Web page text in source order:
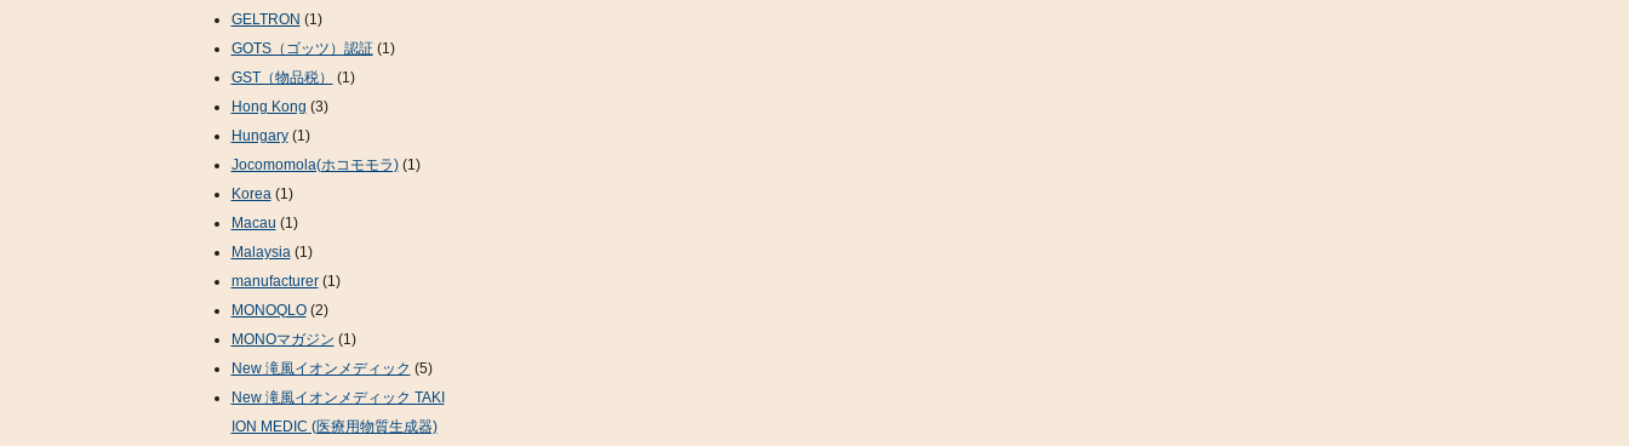
GELTRON (1)
GOTS（ゴッツ）認証(1)
GST（物品税）
(1)
Hong Kong (3)
Hungary(1)
Jocomomola(ホコモモラ)(1)
Korea(1)
Macau (1)
Malaysia(1)
manufacturer(1)
MONOQLO(2)
MONOマガジン (1)
New 滝風イオンメディック (5)
New 滝風イオンメディック TAKI
ION MEDIC (医療用物質生成器)